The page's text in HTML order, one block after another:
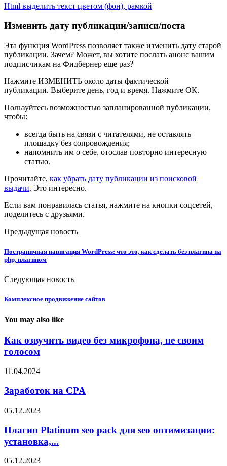
Html выделить текст цветом (фон), рамкой
Изменить дату публикации/записи/поста
Эта функция WordPress позволяет также изменить дату старой
публикации. Зачем? Может, вы хотите послать анонс вашим
подписчикам на Фидбернер еще раз?
Нажмите ИЗМЕНИТЬ около даты фактической
публикации. Выберите день, год и время. Нажмите ОК.
Пользуйтесь возможностью запланированной публикации,
чтобы:
всегда быть на связи с читателями, не оставлять
площадку без сопровождения;
напомнить им о себе, отослав повторно интересную
статью.
Прочитайте, как убрать дату публикации из поисковой
выдачи. Это интересно.
Если вам понравилась статья, нажмите на кнопки соцсетей,
поделитесь с друзьями.
Предыдущая новость
Постраничная навигация WordPress: что это, как сделать без плагина на
php, плагином
Следующая новость
Комплексное продвижение сайтов
You may also like
Как озвучить видео без микрофона, не своим
голосом
11.04.2024
Заработок на CPA
05.12.2023
Плагин Platinum seo pack для seo оптимизации:
установка,...
05.12.2023